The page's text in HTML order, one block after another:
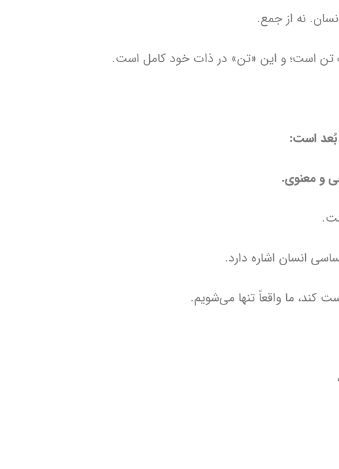
نه از جمع.
تن است؛ و این «تن» در ذات خود کامل است.
بُعد است:
و معنوی.
انسان اشاره دارد.
کند، ما واقعاً تنها می‌شویم.